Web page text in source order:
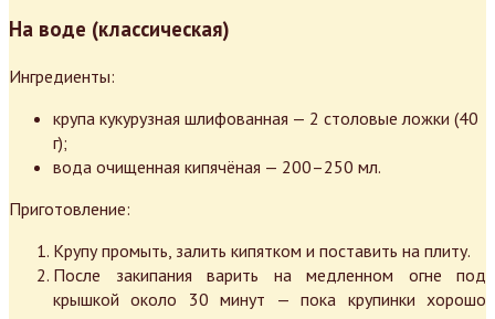
На воде (классическая)
Ингредиенты:
крупа кукурузная шлифованная — 2 столовые ложки (40
г);
вода очищенная кипячёная — 200–250 мл.
Приготовление:
Крупу промыть, залить кипятком и поставить на плиту.
После закипания варить на медленном огне под
крышкой около 30 минут — пока крупинки хорошо